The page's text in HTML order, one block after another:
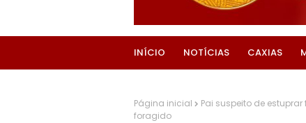
INÍCIO NOTÍCIAS CAXIAS
Página inicial
Pai suspeito de
foragido